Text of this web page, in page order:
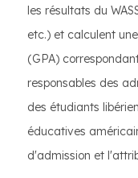
les résultats du
etc.) et calculent
(GPA)
responsables des
des étudiants
éducatives
d'admission et